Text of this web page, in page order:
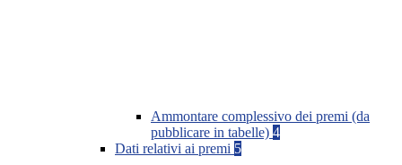
Ammontare complessivo dei premi (da
pubblicare in tabelle) 4
Dati relativi ai premi 5